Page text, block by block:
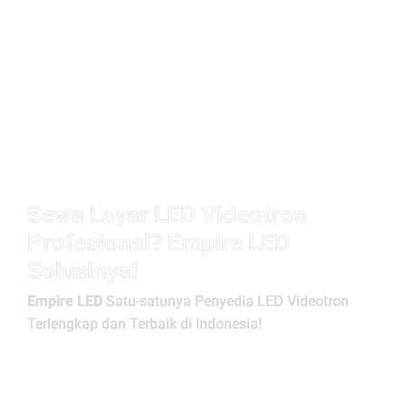
Sewa Layar LED Videotron
Profesional? Empire LED
Solusinya!
Empire LED Satu-satunya Penyedia LED Videotron
Terlengkap dan Terbaik di Indonesia!